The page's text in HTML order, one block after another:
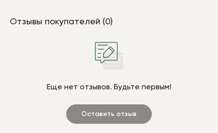
Отзывы покупателей (0)
Еще нет отзывов. Будьте первым!
Оставить отзыв